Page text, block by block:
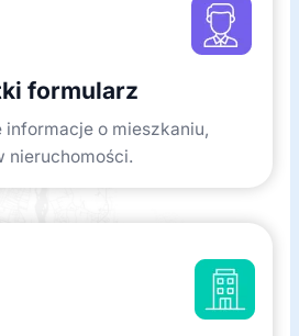
formularz
informacje o mieszkaniu,
nieruchomości.